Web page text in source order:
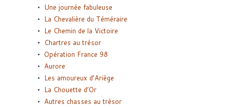
Une journée fabuleuse
La Chevalière du Téméraire
Le Chemin de la Victoire
Chartres au trésor
Opération France 98
Aurore
Les amoureux d’Ariège
La Chouette d’Or
Autres chasses au trésor